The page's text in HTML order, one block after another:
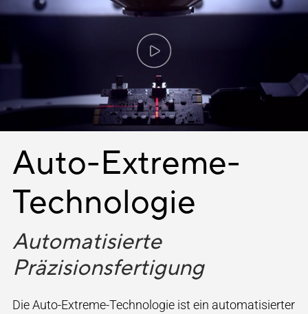
Auto-Extreme-
Technologie
Automatisierte
Präzisionsfertigung
Die Auto-Extreme-Technologie ist ein automatisierter